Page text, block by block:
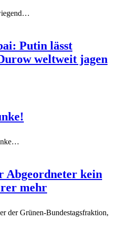
Putin lässt
weltweit jagen
Abgeordneter kein
mehr
der Grünen-Bundestagsfraktion,